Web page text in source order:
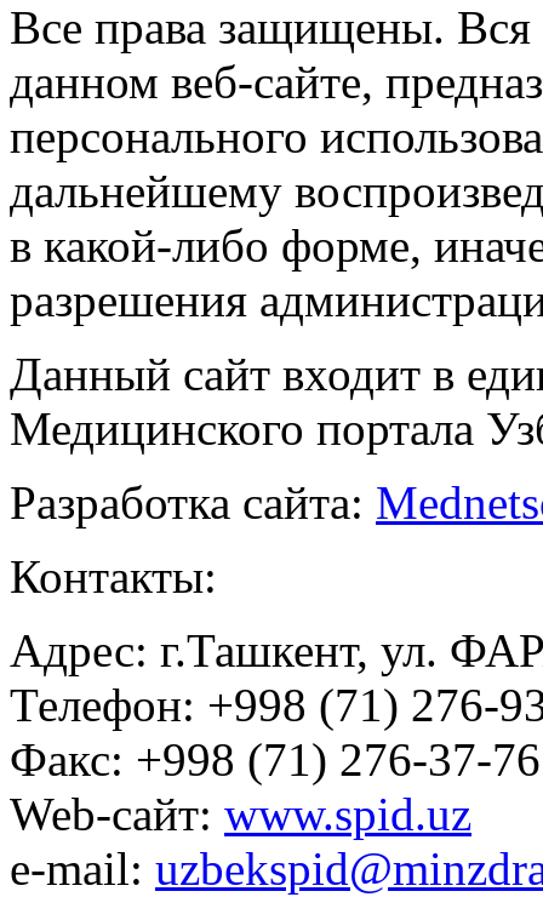
Все права защищены.
данном веб-сайте,
персонального
дальнейшему
в какой-либо форме,
разрешения
Данный сайт входит в
Медицинского портала
Разработка сайта:
Контакты:
Адрес: г.Ташкент, ул.
Телефон: +998 (71) 276-
Факс: +998 (71) 276-37-76
Web-сайт: www.spid.uz
e-mail: